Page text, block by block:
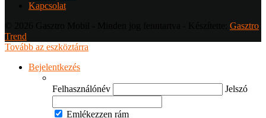
Kapcsolat
Gasztro
Trend
Tovább az eszköztárra
Bejelentkezés
Felhasználónév Jelszó
Emlékezzen rám